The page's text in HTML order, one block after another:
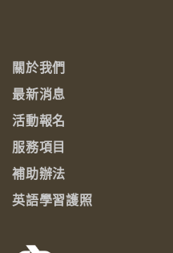
關於我們
最新消息
活動報名
服務項目
補助辦法
英語學習護照